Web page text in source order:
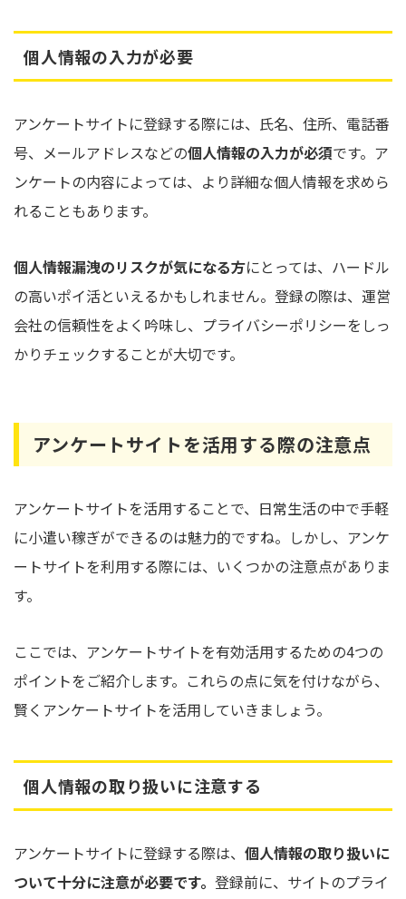
個人情報の入力が必要
アンケートサイトに登録する際には、氏名、住所、電話番
号、メールアドレスなどの個人情報の入力が必須です。ア
ンケートの内容によっては、より詳細な個人情報を求めら
れることもあります。
個人情報漏洩のリスクが気になる方にとっては、ハードル
の高いポイ活といえるかもしれません。登録の際は、運営
会社の信頼性をよく吟味し、プライバシーポリシーをしっ
かりチェックすることが大切です。
アンケートサイトを活用する際の注意点
アンケートサイトを活用することで、日常生活の中で手軽
に小遣い稼ぎができるのは魅力的ですね。しかし、アンケ
ートサイトを利用する際には、いくつかの注意点がありま
す。
ここでは、アンケートサイトを有効活用するための4つの
ポイントをご紹介します。これらの点に気を付けながら、
賢くアンケートサイトを活用していきましょう。
個人情報の取り扱いに注意する
アンケートサイトに登録する際は、 個人情報の取り扱いに
ついて十分に注意が必要です。 登録前に、サイトのプライ